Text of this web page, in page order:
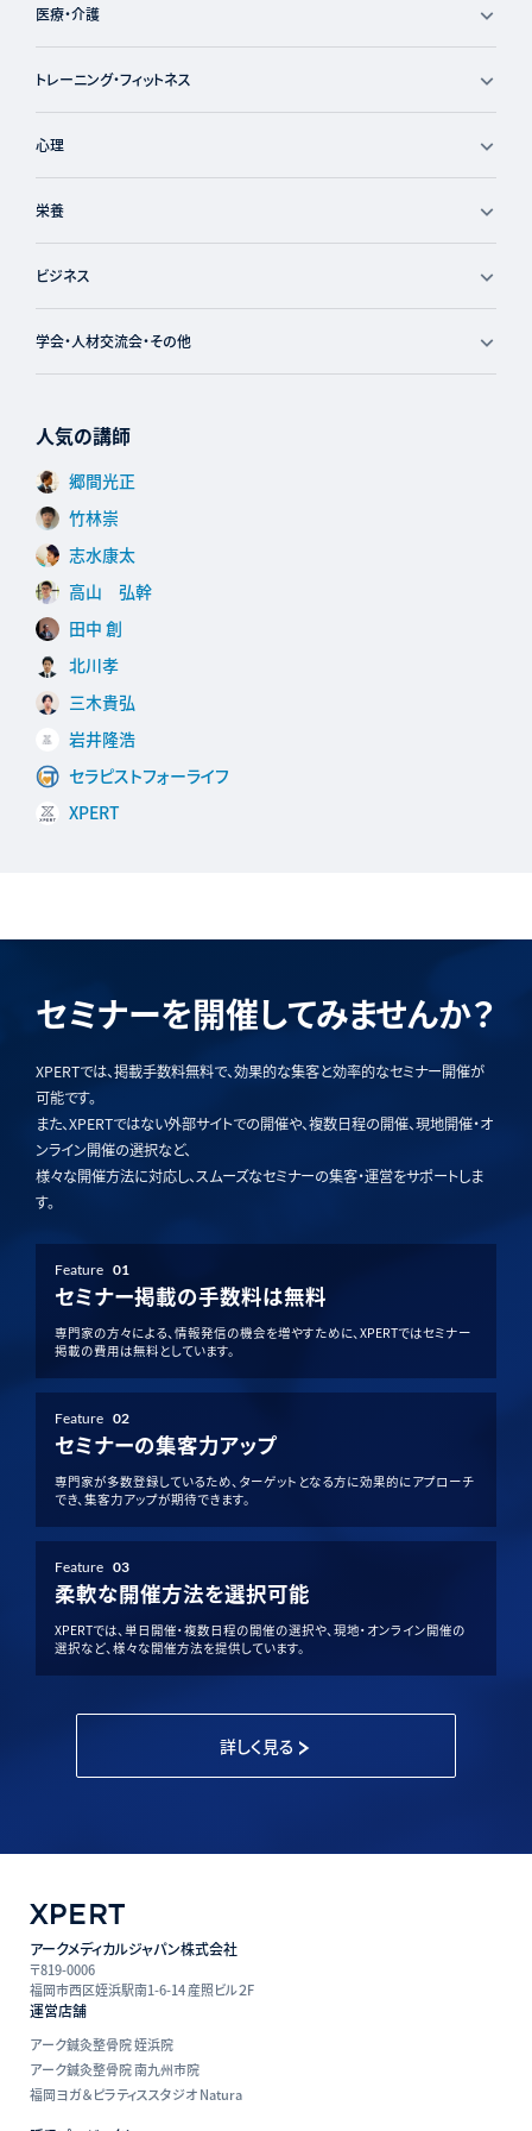
医療・介護
トレーニング・フィットネス
心理
栄養
ビジネス
学会・人材交流会・その他
人気の講師
郷間光正
竹林崇
志水康太
高山 弘幹
田中 創
北川孝
三木貴弘
岩井隆浩
セラピストフォーライフ
XPERT
セミナーを開催してみませんか？
XPERTでは、掲載手数料無料で、効果的な集客と効率的なセミナー開催が
可能です。
また、XPERTではない外部サイトでの開催や、複数日程の開催、現地開催・オ
ンライン開催の選択など、
様々な開催方法に対応し、スムーズなセミナーの集客・運営をサポートしま
す。
Feature 01
セミナー掲載の手数料は無料
専門家の方々による、情報発信の機会を増やすために、XPERTではセミナー
掲載の費用は無料としています。
Feature 02
セミナーの集客力アップ
専門家が多数登録しているため、ターゲットとなる方に効果的にアプローチ
でき、集客力アップが期待できます。
Feature 03
柔軟な開催方法を選択可能
XPERTでは、単日開催・複数日程の開催の選択や、現地・オンライン開催の
選択など、様々な開催方法を提供しています。
詳しく見る
アークメディカルジャパン株式会社
〒819-0006
福岡市西区姪浜駅南1-6-14 産照ビル２F
運営店舗
アーク鍼灸整骨院 姪浜院
アーク鍼灸整骨院 南九州市院
福岡ヨガ＆ピラティススタジオ Natura